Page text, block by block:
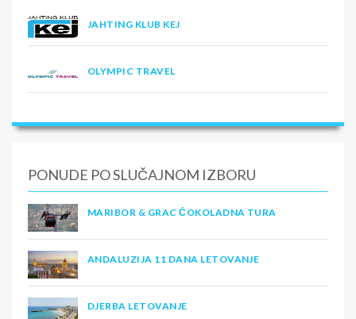
JAHTING KLUB KEJ
OLYMPIC TRAVEL
PONUDE PO SLUČAJNOM IZBORU
MARIBOR & GRAC ČOKOLADNA TURA
ANDALUZIJA 11 DANA LETOVANJE
DJERBA LETOVANJE